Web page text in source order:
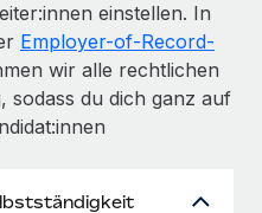
einstellen. In
Employer-of-Record-
wir alle rechtlichen
sodass du dich ganz auf